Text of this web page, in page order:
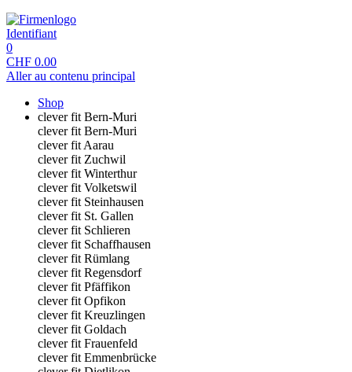
Identifiant
0
CHF 0.00
Aller au contenu principal
Shop
clever fit Bern-Muri
clever fit Bern-Muri
clever fit Aarau
clever fit Zuchwil
clever fit Winterthur
clever fit Volketswil
clever fit Steinhausen
clever fit St. Gallen
clever fit Schlieren
clever fit Schaffhausen
clever fit Rümlang
clever fit Regensdorf
clever fit Pfäffikon
clever fit Opfikon
clever fit Kreuzlingen
clever fit Goldach
clever fit Frauenfeld
clever fit Emmenbrücke